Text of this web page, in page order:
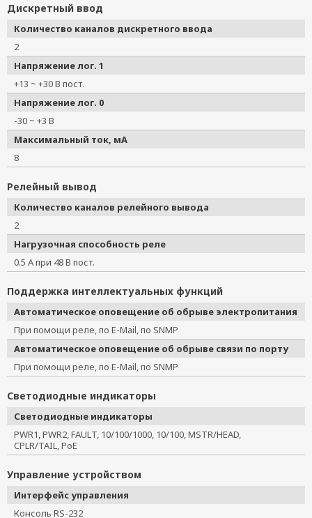
Дискретный ввод
Количество каналов дискретного ввода
2
Напряжение лог. 1
+13 ~ +30 В пост.
Напряжение лог. 0
-30 ~ +3 В
Максимальный ток, мА
8
Релейный вывод
Количество каналов релейного вывода
2
Нагрузочная способность реле
0.5 А при 48 В пост.
Поддержка интеллектуальных функций
Автоматическое оповещение об обрыве электропитания
При помощи реле, по E-Mail, по SNMP
Автоматическое оповещение об обрыве связи по порту
При помощи реле, по E-Mail, по SNMP
Светодиодные индикаторы
Светодиодные индикаторы
PWR1, PWR2, FAULT, 10/100/1000, 10/100, MSTR/HEAD,
CPLR/TAIL, PoE
Управление устройством
Интерфейс управления
Консоль RS-232